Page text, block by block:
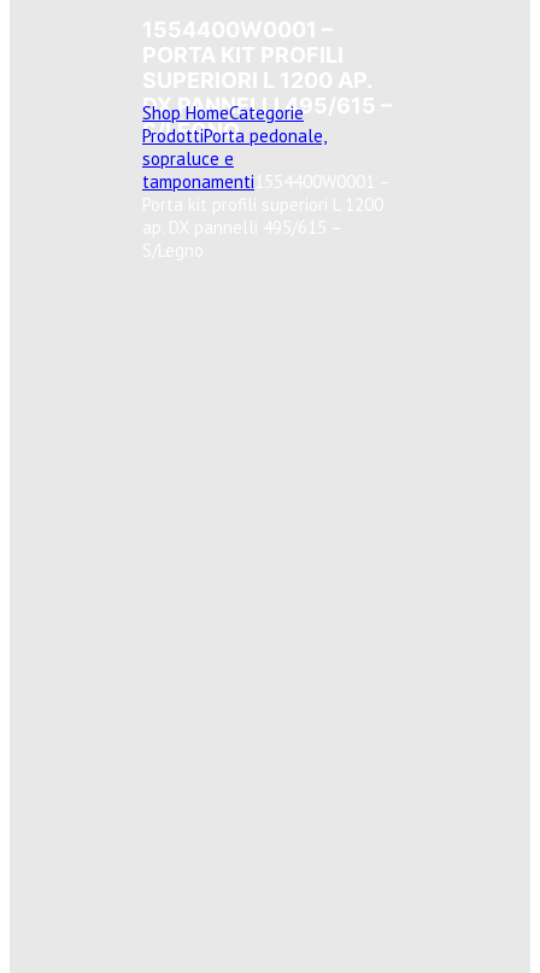
DX PANNELLI 495/615 –
S/LEGNO
Shop HomeCategorie
ProdottiPorta pedonale,
sopraluce e
tamponamenti